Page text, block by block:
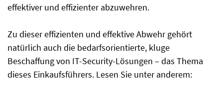
effektiver und effizienter abzuwehren.
Zu dieser effizienten und effektive Abwehr gehört
natürlich auch die bedarfsorientierte, kluge
Beschaffung von IT-Security-Lösungen – das Thema
dieses Einkaufsführers. Lesen Sie unter anderem: